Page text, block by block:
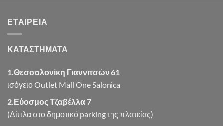
ΕΤΑΙΡΕΊΑ
ΚΑΤΑΣΤΗΜΑΤΑ
1.Θεσσαλονίκη Γιαννιτσών 61
ισόγειο Outlet Mall One Salonica
2.Εύοσμος Τζαβέλλα 7
(Δίπλα στο δημοτικό parking της πλατείας)